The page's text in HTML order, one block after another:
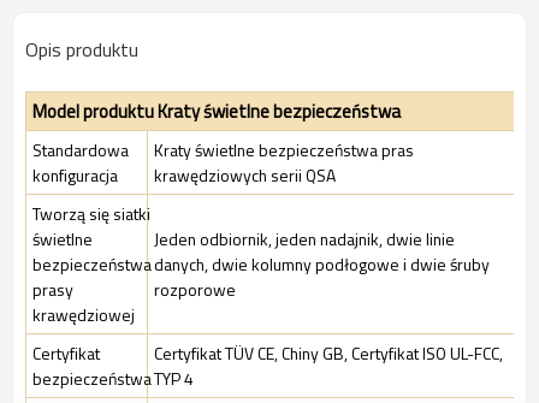
Opis produktu
Model produktu Kraty świetlne bezpieczeństwa
Standardowa
konfiguracja
Kraty świetlne bezpieczeństwa pras
krawędziowych serii QSA
Tworzą się siatki
świetlne
bezpieczeństwa
prasy
krawędziowej
Jeden odbiornik, jeden nadajnik, dwie linie
danych, dwie kolumny podłogowe i dwie śruby
rozporowe
Certyfikat
bezpieczeństwa
Certyfikat TÜV CE, Chiny GB, Certyfikat ISO UL-FCC,
TYP 4